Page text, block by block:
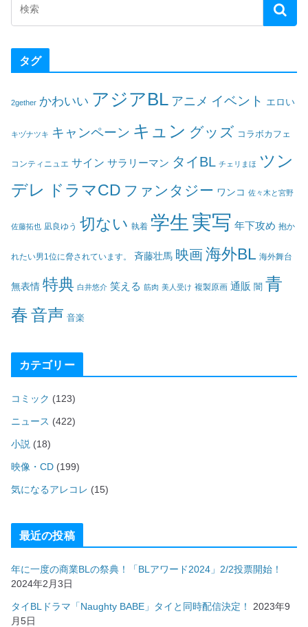
タグ
2gether かわいい アジアBL アニメ イベント エロい
キヅナツキ キャンペーン キュン グッズ コラボカフェ
コンティニュエ サイン サラリーマン タイBL チェリまほ ツン
デレ ドラマCD ファンタジー ワンコ 佐々木と宮野
佐藤拓也 凪良ゆう 切ない 執着 学生 実写 年下攻め 抱か
れたい男1位に脅されています。 斉藤壮馬 映画海外BL 海外舞台
無表情 特典 白井悠介 笑える 筋肉 美人受け 複製原画 通販 闇 青
春音声 音楽
カテゴリー
コミック (123)
ニュース (422)
小説 (18)
映像・CD (199)
気になるアレコレ (15)
最近の投稿
年に一度の商業BLの祭典！「BLアワード2024」2/2投票開始！
2024年2月3日
タイBLドラマ「Naughty BABE」タイと同時配信決定！
2023年9
月5日